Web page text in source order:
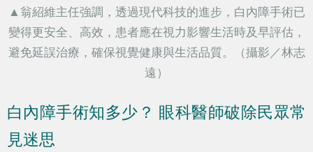
▲翁紹維主任強調，透過現代科技的進步，白內障手術已
變得更安全、高效，患者應在視力影響生活時及早評估，
避免延誤治療，確保視覺健康與生活品質。（攝影／林志
遠）
白內障手術知多少？ 眼科醫師破除民眾常
見迷思